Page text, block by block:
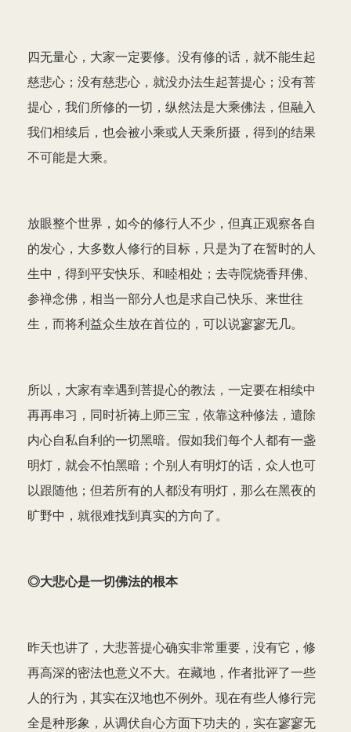
四无量心，大家一定要修。没有修的话，就不能生起
慈悲心；没有慈悲心，就没办法生起菩提心；没有菩
提心，我们所修的一切，纵然法是大乘佛法，但融入
我们相续后，也会被小乘或人天乘所摄，得到的结果
不可能是大乘。
放眼整个世界，如今的修行人不少，但真正观察各自
的发心，大多数人修行的目标，只是为了在暂时的人
生中，得到平安快乐、和睦相处；去寺院烧香拜佛、
参禅念佛，相当一部分人也是求自己快乐、来世往
生，而将利益众生放在首位的，可以说寥寥无几。
所以，大家有幸遇到菩提心的教法，一定要在相续中
再再串习，同时祈祷上师三宝，依靠这种修法，遣除
内心自私自利的一切黑暗。假如我们每个人都有一盏
明灯，就会不怕黑暗；个别人有明灯的话，众人也可
以跟随他；但若所有的人都没有明灯，那么在黑夜的
旷野中，就很难找到真实的方向了。
◎大悲心是一切佛法的根本
昨天也讲了，大悲菩提心确实非常重要，没有它，修
再高深的密法也意义不大。在藏地，作者批评了一些
人的行为，其实在汉地也不例外。现在有些人修行完
全是种形象，从调伏自心方面下功夫的，实在寥寥无